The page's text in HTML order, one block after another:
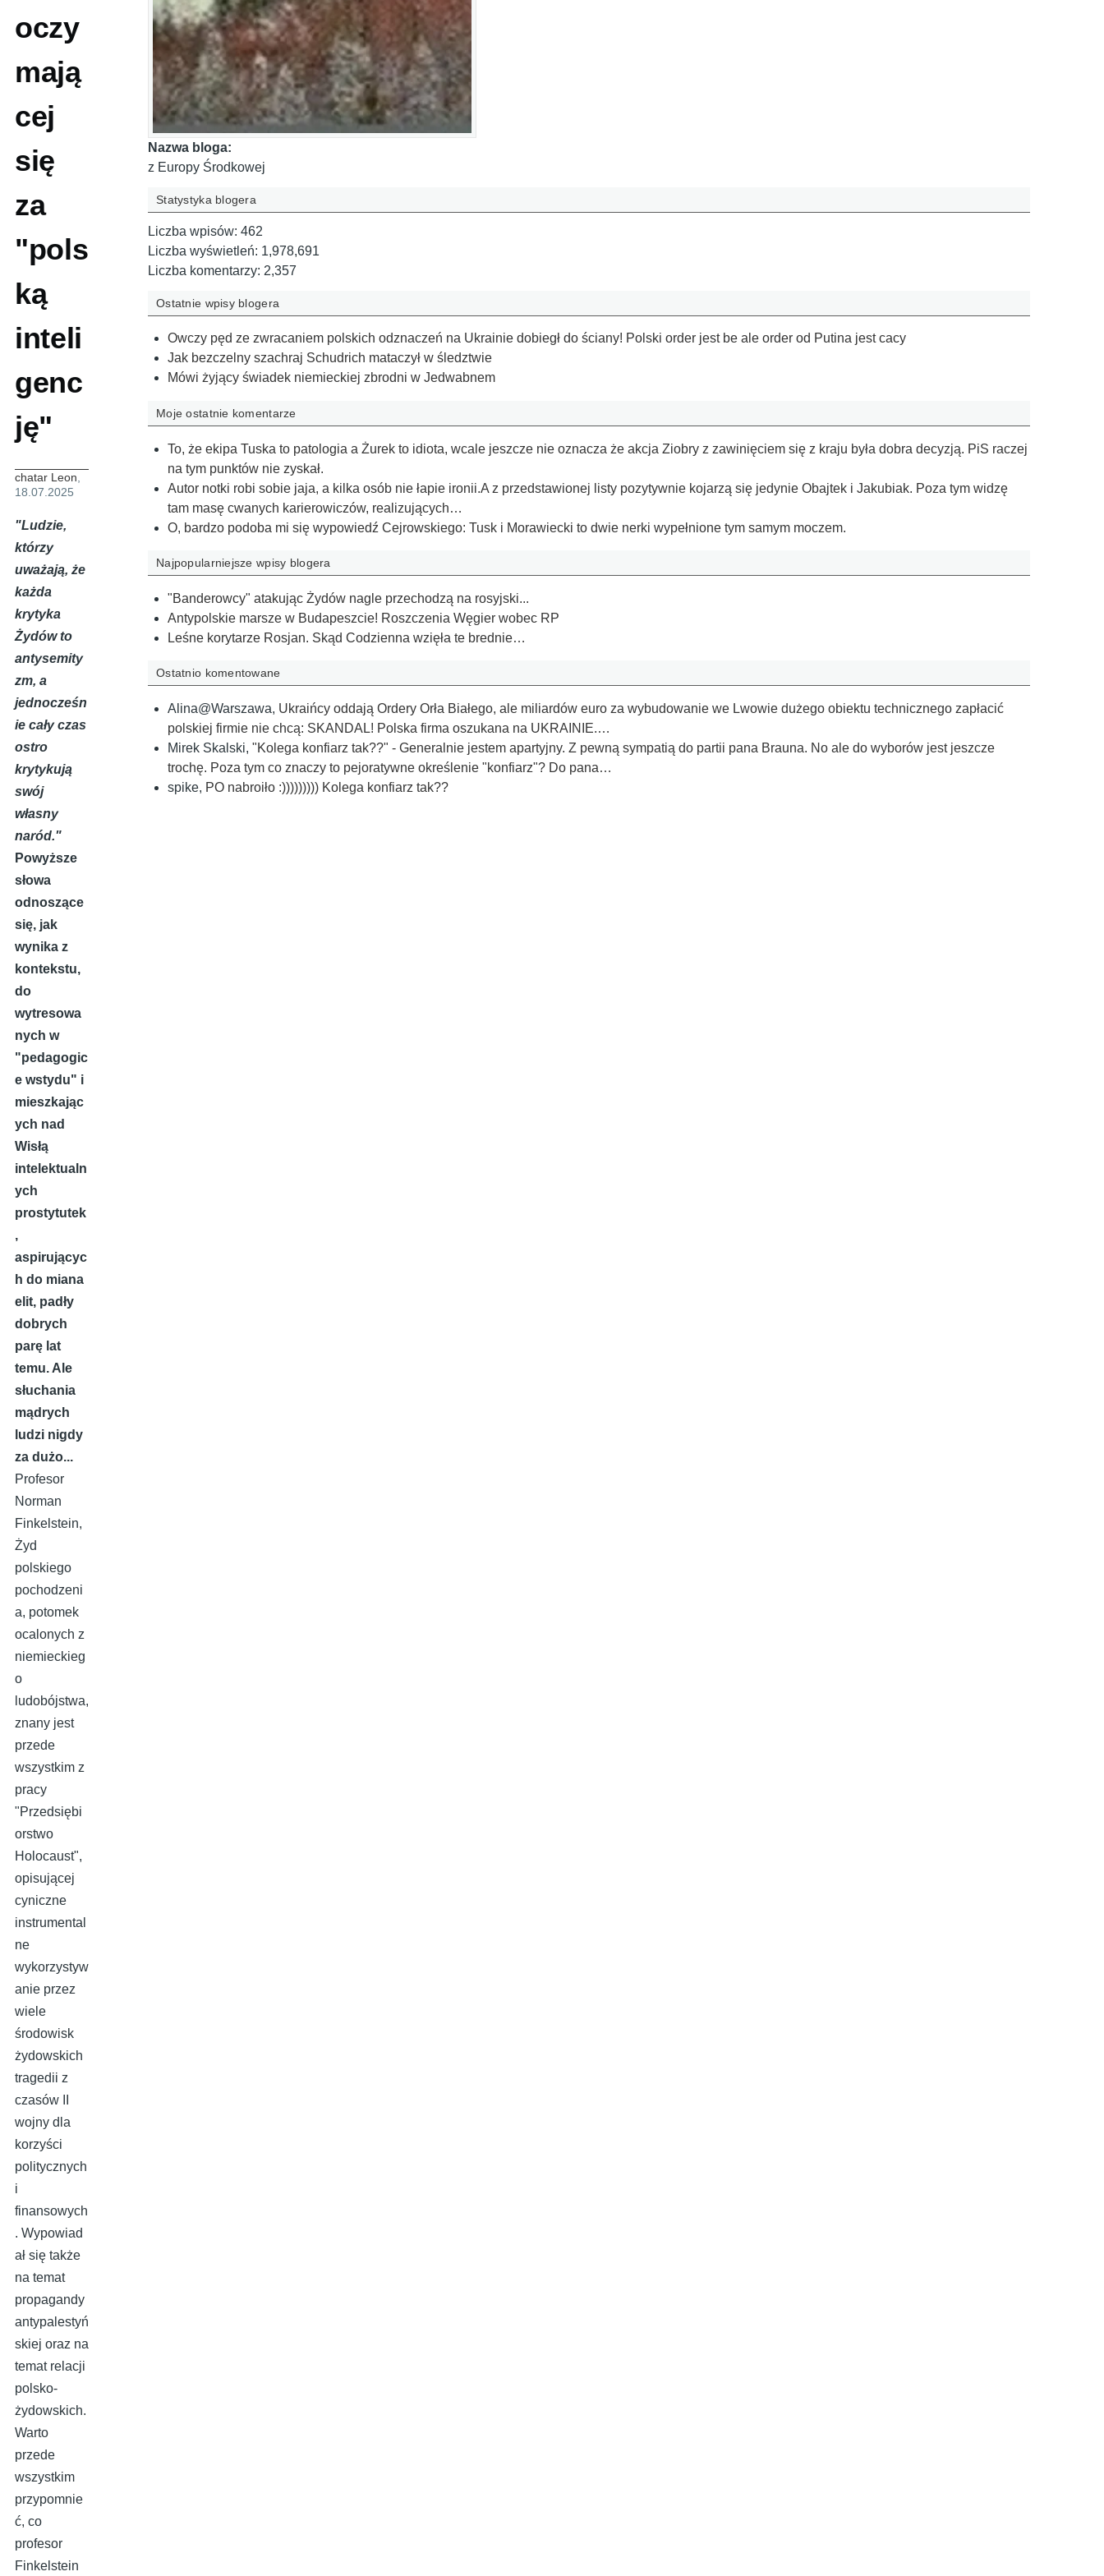
oczy
mają
cej
się
za
"pols
ką
inteli
genc
ję"
chatar Leon,
18.07.2025
"Ludzie,
którzy
uważają, że
każda
krytyka
Żydów to
antysemity
zm, a
jednocześn
ie cały czas
ostro
krytykują
swój
własny
naród."
Powyższe
słowa
odnoszące
się, jak
wynika z
kontekstu,
do
wytresowa
nych w
"pedagogic
e wstydu" i
mieszkając
ych nad
Wisłą
intelektualn
ych
prostytutek
,
aspirującyc
h do miana
elit, padły
dobrych
parę lat
temu. Ale
słuchania
mądrych
ludzi nigdy
za dużo...
Profesor
Norman
Finkelstein,
Żyd
polskiego
pochodzeni
a, potomek
ocalonych z
niemieckieg
o
ludobójstwa,
znany jest
przede
wszystkim z
pracy
"Przedsiębi
orstwo
Holocaust",
opisującej
cyniczne
instrumental
ne
wykorzystyw
anie przez
wiele
środowisk
żydowskich
tragedii z
czasów II
wojny dla
korzyści
politycznych
i
finansowych
. Wypowiad
ał się także
na temat
propagandy
antypalestyń
skiej oraz na
temat relacji
polsko-
żydowskich.
Warto
przede
wszystkim
przypomnie
ć, co
profesor
Finkelstein
Nazwa bloga:
z Europy Środkowej
Statystyka blogera
Liczba wpisów: 462
Liczba wyświetleń: 1,978,691
Liczba komentarzy: 2,357
Ostatnie wpisy blogera
Owczy pęd ze zwracaniem polskich odznaczeń na Ukrainie dobiegł do ściany! Polski order jest be ale order od Putina jest cacy
Jak bezczelny szachraj Schudrich mataczył w śledztwie
Mówi żyjący świadek niemieckiej zbrodni w Jedwabnem
Moje ostatnie komentarze
To, że ekipa Tuska to patologia a Żurek to idiota, wcale jeszcze nie oznacza że akcja Ziobry z zawinięciem się z kraju była dobra decyzją. PiS raczej
na tym punktów nie zyskał.
Autor notki robi sobie jaja, a kilka osób nie łapie ironii.A z przedstawionej listy pozytywnie kojarzą się jedynie Obajtek i Jakubiak. Poza tym widzę
tam masę cwanych karierowiczów, realizujących…
O, bardzo podoba mi się wypowiedź Cejrowskiego: Tusk i Morawiecki to dwie nerki wypełnione tym samym moczem.
Najpopularniejsze wpisy blogera
"Banderowcy" atakując Żydów nagle przechodzą na rosyjski...
Antypolskie marsze w Budapeszcie! Roszczenia Węgier wobec RP
Leśne korytarze Rosjan. Skąd Codzienna wzięła te brednie…
Ostatnio komentowane
Alina@Warszawa, Ukraińcy oddają Ordery Orła Białego, ale miliardów euro za wybudowanie we Lwowie dużego obiektu technicznego zapłacić
polskiej firmie nie chcą: SKANDAL! Polska firma oszukana na UKRAINIE.…
Mirek Skalski, "Kolega konfiarz tak??" - Generalnie jestem apartyjny. Z pewną sympatią do partii pana Brauna. No ale do wyborów jest jeszcze
trochę. Poza tym co znaczy to pejoratywne określenie "konfiarz"? Do pana…
spike, PO nabroiło :))))))))) Kolega konfiarz tak??